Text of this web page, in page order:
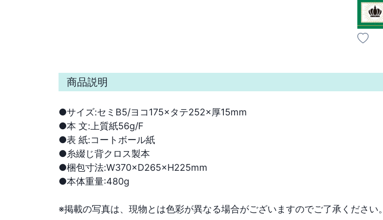
商品説明
●サイズ:セミB5/ヨコ175×タテ252×厚15mm
●本 文:上質紙56g/F
●表 紙:コートボール紙
●糸綴じ背クロス製本
●梱包寸法:W370×D265×H225mm
●本体重量:480g
※掲載の写真は、現物とは色彩が異なる場合がございますのでご了承ください。